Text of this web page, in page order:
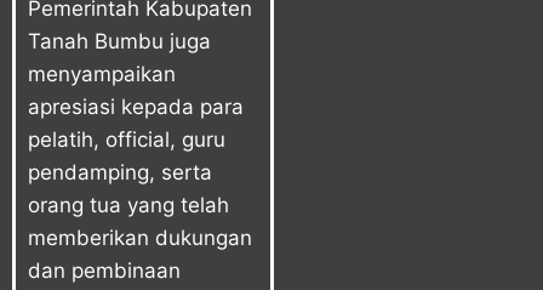
Pemerintah Kabupaten
Tanah Bumbu juga
menyampaikan
apresiasi kepada para
pelatih, official, guru
pendamping, serta
orang tua yang telah
memberikan dukungan
dan pembinaan